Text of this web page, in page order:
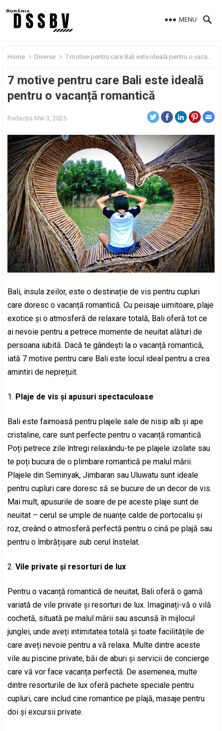
MENU
Home Diverse 7 motive pentru care Bali este ideală pentru o vacanță romantică
7 motive pentru care Bali este ideală
pentru o vacanță romantică
Redacția Mai 3, 2025
Bali, insula zeilor, este o destinație de vis pentru cupluri
care doresc o vacanță romantică. Cu peisaje uimitoare, plaje
exotice și o atmosferă de relaxare totală, Bali oferă tot ce
ai nevoie pentru a petrece momente de neuitat alături de
persoana iubită. Dacă te gândești la o vacanță romantică,
iată 7 motive pentru care Bali este locul ideal pentru a crea
amintiri de neprețuit.
Plaje de vis și apusuri spectaculoase
Bali este faimoasă pentru plajele sale de nisip alb și ape
cristaline, care sunt perfecte pentru o vacanță romantică.
Poți petrece zile întregi relaxându-te pe plajele izolate sau
te poți bucura de o plimbare romantică pe malul mării.
Plajele din Seminyak, Jimbaran sau Uluwatu sunt ideale
pentru cupluri care doresc să se bucure de un decor de vis.
Mai mult, apusurile de soare de pe aceste plaje sunt de
neuitat – cerul se umple de nuanțe calde de portocaliu și
roz, creând o atmosferă perfectă pentru o cină pe plajă sau
pentru o îmbrățișare sub cerul înstelat.
Vile private și resorturi de lux
Pentru o vacanță romantică de neuitat, Bali oferă o gamă
variată de vile private și resorturi de lux. Imaginați-vă o vilă
cochetă, situată pe malul mării sau ascunsă în mijlocul
junglei, unde aveți intimitatea totală și toate facilitățile de
care aveți nevoie pentru a vă relaxa. Multe dintre aceste
vile au piscine private, băi de aburi și servicii de concierge
care vă vor face vacanța perfectă. De asemenea, multe
dintre resorturile de lux oferă pachete speciale pentru
cupluri, care includ cine romantice pe plajă, masaje pentru
doi și excursii private.